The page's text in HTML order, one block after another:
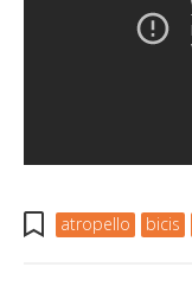
atropello bicis